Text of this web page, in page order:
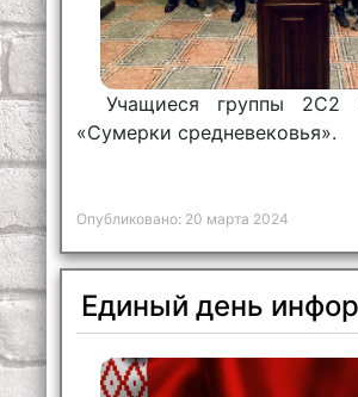
Учащиеся группы 2С2
«Сумерки средневековья».
Опубликовано: 20 марта 2024
Единый день